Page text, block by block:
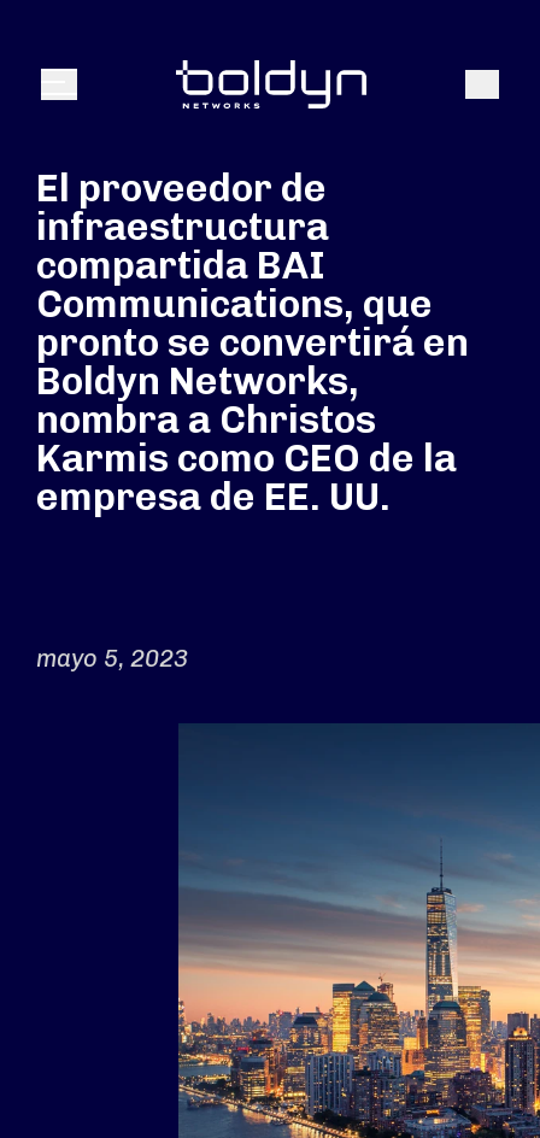
Menú Buscar
El proveedor de
infraestructura
compartida BAI
Communications, que
pronto se convertirá en
Boldyn Networks,
nombra a Christos
Karmis como CEO de la
empresa de EE. UU.
mayo 5, 2023